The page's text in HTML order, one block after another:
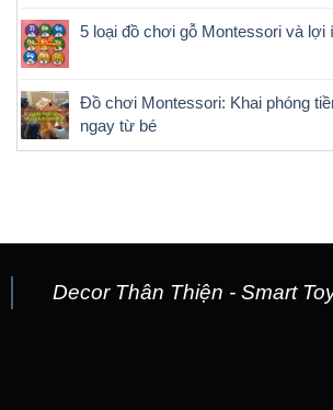
5 loại đồ chơi gỗ Montessori và lợi
Đồ chơi Montessori: Khai phóng
ngay từ bé
Decor Thân Thiện - Smart